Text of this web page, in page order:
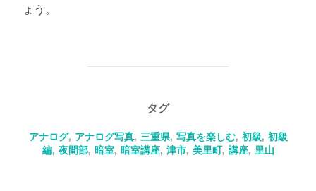
ょう。
タグ
アナログ, アナログ写真, 三重県, 写真を楽しむ, 初級, 初級
編, 夜間部, 暗室, 暗室講座, 津市, 美里町, 講座, 里山